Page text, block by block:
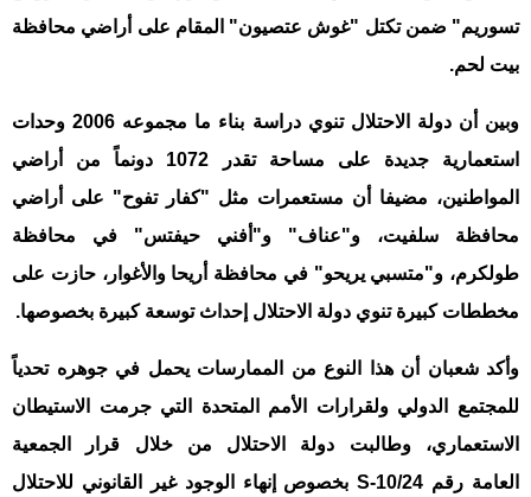
تسوريم" ضمن تكتل "غوش عتصيون" المقام على أراضي محافظة
بيت لحم.
وبين أن دولة الاحتلال تنوي دراسة بناء ما مجموعه 2006 وحدات
استعمارية جديدة على مساحة تقدر 1072 دونماً من أراضي
المواطنين، مضيفا أن مستعمرات مثل "كفار تفوح" على أراضي
محافظة سلفيت، و"عناف" و"أفني حيفتس" في محافظة
طولكرم، و"متسبي يريحو" في محافظة أريحا والأغوار، حازت على
مخططات كبيرة تنوي دولة الاحتلال إحداث توسعة كبيرة بخصوصها.
وأكد شعبان أن هذا النوع من الممارسات يحمل في جوهره تحدياً
للمجتمع الدولي ولقرارات الأمم المتحدة التي جرمت الاستيطان
الاستعماري، وطالبت دولة الاحتلال من خلال قرار الجمعية
العامة رقم 10/24-
Sبخصوص إنهاء الوجود غير القانوني للاحتلال